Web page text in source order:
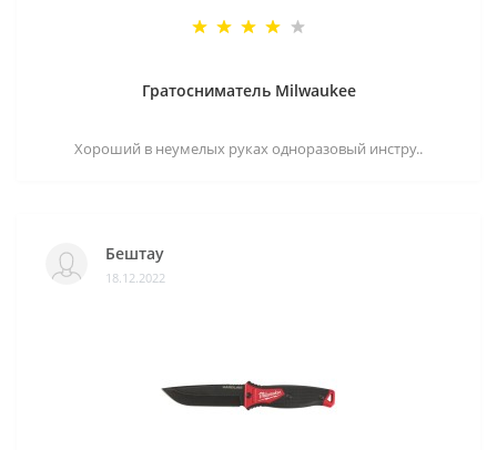
Гратосниматель Milwaukee
Хороший в неумелых руках одноразовый инстру..
Бештау
18.12.2022